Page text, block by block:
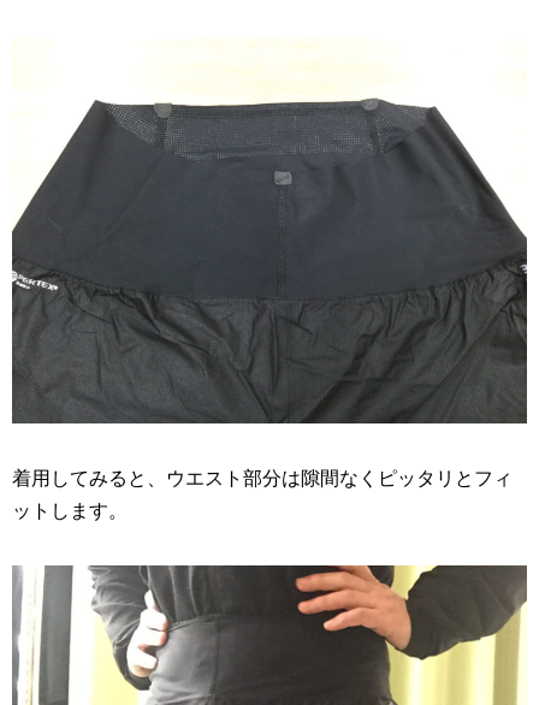
着用してみると、ウエスト部分は隙間なくピッタリとフィ
ットします。